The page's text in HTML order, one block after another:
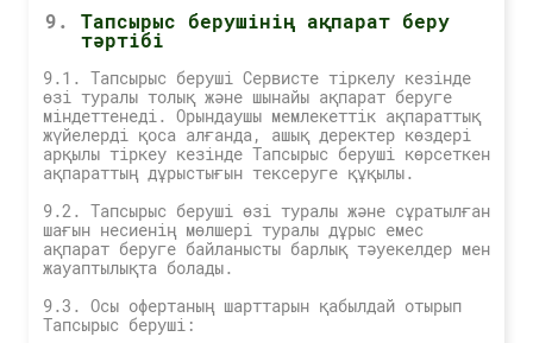
Тапсырыс берушінің ақпарат беру
тәртібі
9.1. Тапсырыс беруші Cервисте тіркелу кезінде
өзі туралы толық және шынайы ақпарат беруге
міндеттенеді. Орындаушы мемлекеттік ақпараттық
жүйелерді қоса алғанда, ашық деректер көздері
арқылы тіркеу кезінде Тапсырыс беруші көрсеткен
ақпараттың дұрыстығын тексеруге құқылы.
9.2. Тапсырыс беруші өзі туралы және сұратылған
шағын несиенің мөлшері туралы дұрыс емес
ақпарат беруге байланысты барлық тәуекелдер мен
жауаптылықта болады.
9.3. Осы офертаның шарттарын қабылдай отырып
Тапсырыс беруші: